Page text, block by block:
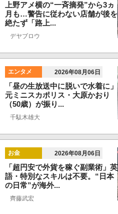
上野アメ横の“一斉摘発”から3ヵ
月も…警告に従わない店舗が後を
絶たず「路上...
デヤブロウ
エンタメ 2026年08月06日
「昼の生放送中に脱いで水着に」
元ミニスカポリス・大原かおり
（50歳）が振り...
千駄木雄大
お金 2026年08月06日
「超円安で外貨を稼ぐ副業術」英
語・特別なスキルは不要。“日本
の日常”が海外...
齊藤武宏